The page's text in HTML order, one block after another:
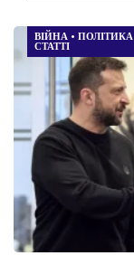
ВІЙНА • ПОЛІТИКА
СТАТТІ